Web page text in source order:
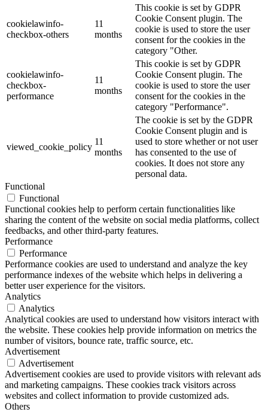
cookielawinfo-
checkbox-others
11
months
This cookie is set by GDPR
Cookie Consent plugin. The
cookie is used to store the user
consent for the cookies in the
category "Other.
cookielawinfo-
checkbox-
performance
11
months
This cookie is set by GDPR
Cookie Consent plugin. The
cookie is used to store the user
consent for the cookies in the
category "Performance".
viewed_cookie_policy
11
months
The cookie is set by the GDPR
Cookie Consent plugin and is
used to store whether or not user
has consented to the use of
cookies. It does not store any
personal data.
Functional
Functional
Functional cookies help to perform certain functionalities like
sharing the content of the website on social media platforms, collect
feedbacks, and other third-party features.
Performance
Performance
Performance cookies are used to understand and analyze the key
performance indexes of the website which helps in delivering a
better user experience for the visitors.
Analytics
Analytics
Analytical cookies are used to understand how visitors interact with
the website. These cookies help provide information on metrics the
number of visitors, bounce rate, traffic source, etc.
Advertisement
Advertisement
Advertisement cookies are used to provide visitors with relevant ads
and marketing campaigns. These cookies track visitors across
websites and collect information to provide customized ads.
Others